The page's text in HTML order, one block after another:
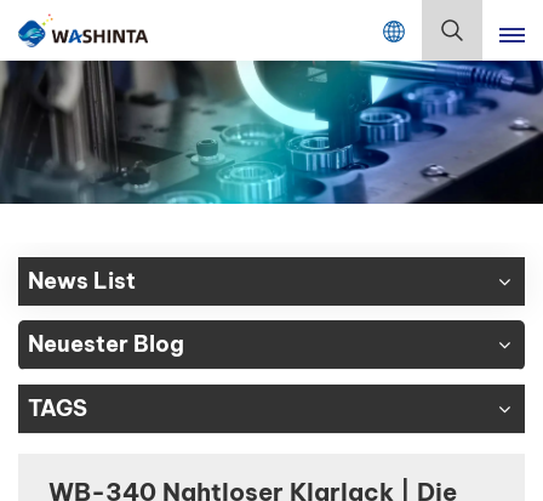
Mix Color Online
English
Français
Deutsch
Русский
Español
Português
日本語
News List
Neuester Blog
TAGS
WB-340 Nahtloser Klarlack | Die